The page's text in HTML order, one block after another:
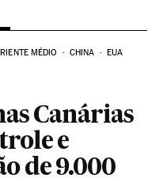
MÉDIO CHINA EUA
Canárias
e
de 9.000